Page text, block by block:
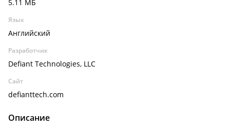
5.11 МБ
Язык
Английский
Разработчик
Defiant Technologies, LLC
Сайт
defianttech.com
Описание